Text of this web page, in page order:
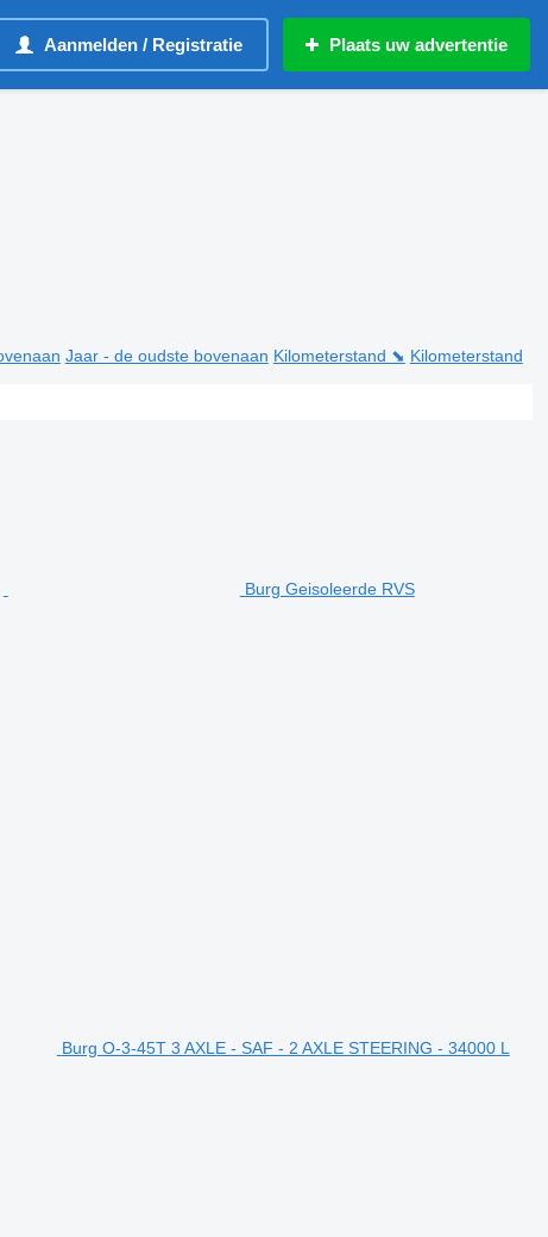
Aanmelden / Registratie Plaats uw advertentie
Jaar - de oudste bovenaan Kilometerstand ⬊ Kilometerstand
Burg Geisoleerde RVS
Burg O-3-45T 3 AXLE - SAF - 2 AXLE STEERING - 34000 L